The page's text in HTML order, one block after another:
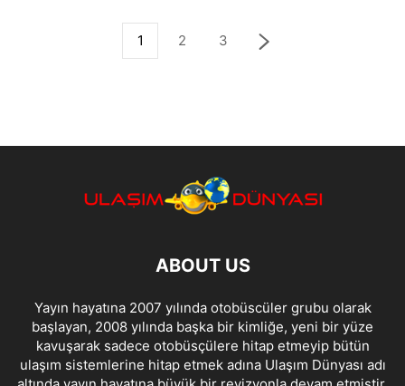
1 2 3
ABOUT US
Yayın hayatına 2007 yılında otobüscüler grubu olarak
başlayan, 2008 yılında başka bir kimliğe, yeni bir yüze
kavuşarak sadece otobüsçülere hitap etmeyip bütün
ulaşım sistemlerine hitap etmek adına Ulaşım Dünyası adı